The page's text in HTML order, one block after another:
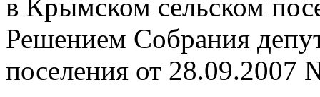
в Крымском сельском
Решением Собрания
поселения от